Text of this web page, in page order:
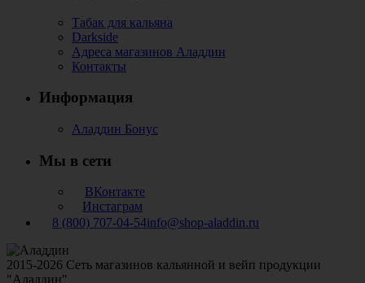
Табак для кальяна
Darkside
Адреса магазинов Аладдин
Контакты
Информация
Аладдин Бонус
Мы в сети
ВКонтакте
Инстаграм
8 (800) 707-04-54info@shop-aladdin.ru
2015-2026 Сеть магазинов кальянной и вейп продукции
"Аладдин"